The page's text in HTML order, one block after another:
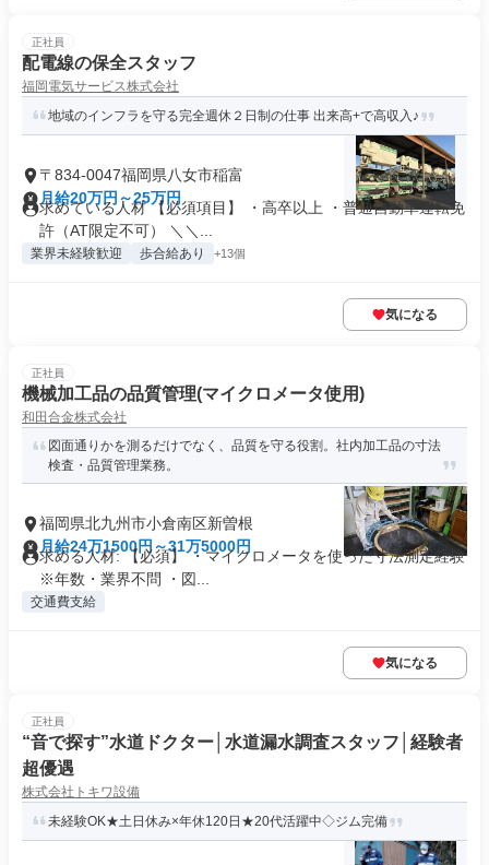
正社員
配電線の保全スタッフ
福岡電気サービス株式会社
地域のインフラを守る完全週休２日制の仕事 出来高+で高収入♪
〒834-0047福岡県八女市稲富
月給20万円～25万円
求めている人材 【必須項目】 ・高卒以上 ・普通自動車運転免
許（AT限定不可） ＼＼...
業界未経験歓迎 歩合給あり +13個
気になる
正社員
機械加工品の品質管理(マイクロメータ使用)
和田合金株式会社
図面通りかを測るだけでなく、品質を守る役割。社内加工品の寸法
検査・品質管理業務。
福岡県北九州市小倉南区新曽根
月給24万1500円～31万5000円
求める人材: 【必須】 ・マイクロメータを使った寸法測定経験
※年数・業界不問 ・図...
交通費支給
気になる
正社員
“音で探す”水道ドクター│水道漏水調査スタッフ│経験者
超優遇
株式会社トキワ設備
未経験OK★土日休み×年休120日★20代活躍中◇ジム完備